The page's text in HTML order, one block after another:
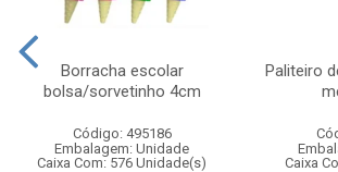
Borracha escolar
bolsa/sorvetinho 4cm
Código: 495186
Embalagem: Unidade
Caixa Com: 576 Unidade(s)
Paliteiro
Caixa